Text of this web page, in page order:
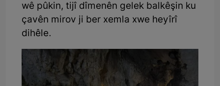
wê pûkin, tijî dîmenên gelek balkêşin ku
çavên mirov ji ber xemla xwe heyîrî
dihêle.